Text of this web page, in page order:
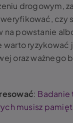
drogowym,
czy
na powstanie
warto ryzykować
oraz ważnego
: Badanie
musisz